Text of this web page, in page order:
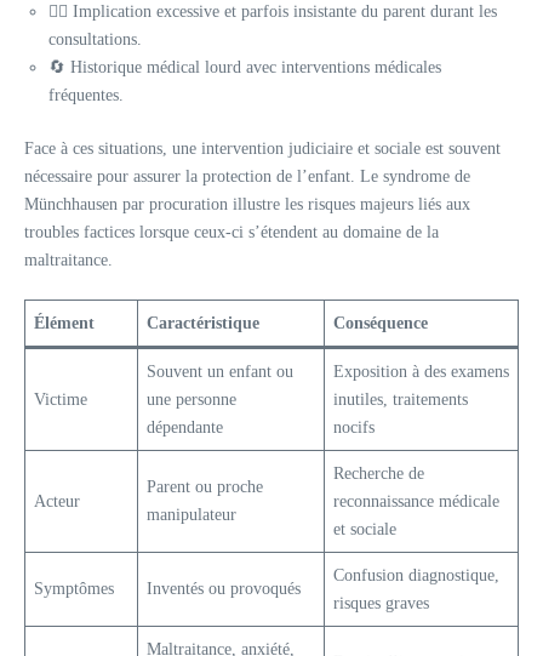
👩‍⚕️ Implication excessive et parfois insistante du parent durant les
consultations.
🔄 Historique médical lourd avec interventions médicales
fréquentes.
Face à ces situations, une intervention judiciaire et sociale est souvent
nécessaire pour assurer la protection de l’enfant. Le syndrome de
Münchhausen par procuration illustre les risques majeurs liés aux
troubles factices lorsque ceux-ci s’étendent au domaine de la
maltraitance.
Élément Caractéristique Conséquence
Victime
Souvent un enfant ou
une personne
dépendante
Exposition à des examens
inutiles, traitements
nocifs
Acteur
Parent ou proche
manipulateur
Recherche de
reconnaissance médicale
et sociale
Symptômes Inventés ou provoqués
Confusion diagnostique,
risques graves
Maltraitance, anxiété,